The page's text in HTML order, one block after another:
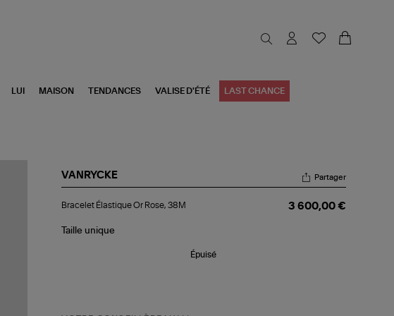
LUI MAISON TENDANCES VALISE D'ÉTÉ LAST CHANCE
VANRYCKE
Élastique
Rose,
Partager
Bracelet Élastique Or Rose, 38M 3 600,00 €
Taille unique
Épuisé